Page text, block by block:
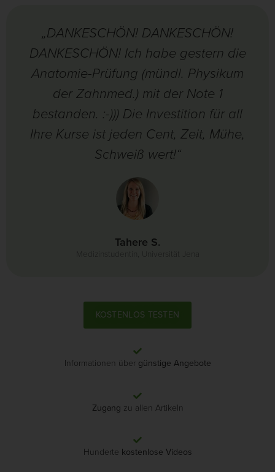
„DANKESCHÖN! DANKESCHÖN!
DANKESCHÖN! Ich habe gestern die
Anatomie-Prüfung (mündl. Physikum
der Zahnmed.) mit der Note 1
bestanden. :-))) Die Investition für all
Ihre Kurse ist jeden Cent, Zeit, Mühe,
Schweiß wert!“
Tahere S.
KOSTENLOS TESTEN
Informationen über günstige Angebote
Zugang zu allen Artikeln
Hunderte kostenlose Videos